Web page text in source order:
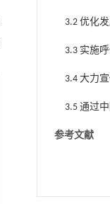
3.2 优化
3.3 实施
3.4 大力
3.5 通过
加强技术联
参考文献